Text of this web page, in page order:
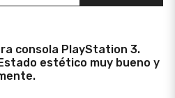
consola PlayStation 3.
estético muy bueno y